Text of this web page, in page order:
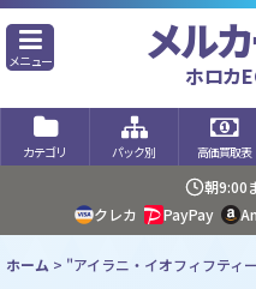
メニュー メル
ホロカ
カテゴリ パック別 高価買取表
朝9:00
クレカ
PayPay
ホーム > "アイラニ・イオフィフティ